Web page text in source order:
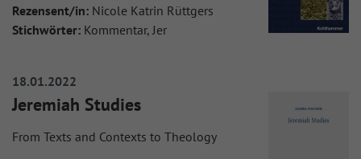
Rezensent/in: Nicole Katrin Rüttgers
Stichwörter: Kommentar, Jer
18.01.2022
Jeremiah Studies
From Texts and Contexts to Theology